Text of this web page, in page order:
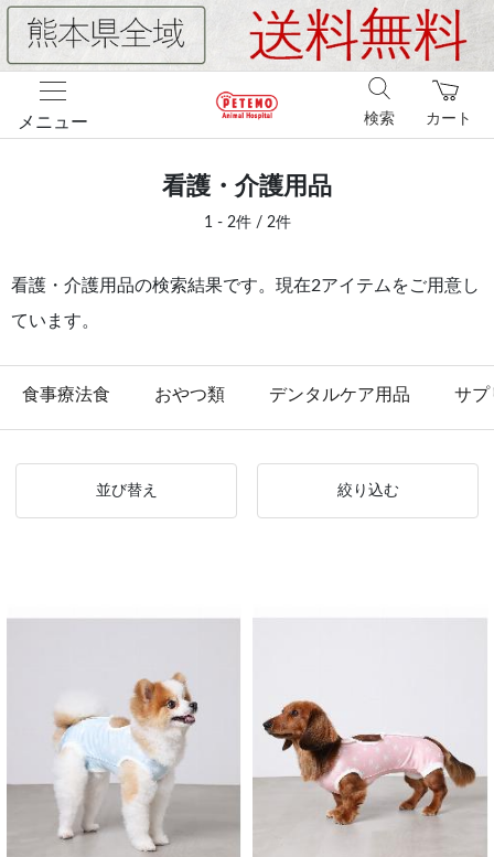
メニュー カート
検索
看護・介護用品
1 - 2件 / 2件
看護・介護用品の検索結果です。現在2アイテムをご用意し
ています。
食事療法食 おやつ類 デンタルケア用品 サプ
並び替え 絞り込む